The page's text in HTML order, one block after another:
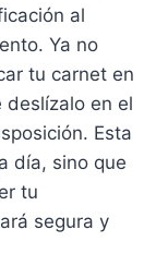
al
Ya no
tu carnet en
en el
Esta
día, sino que
tu
segura y